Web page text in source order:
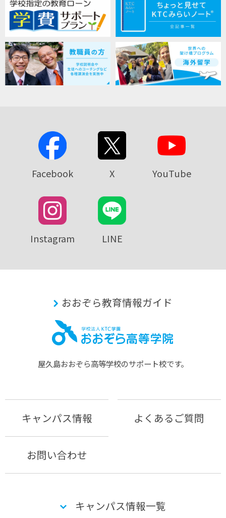
Facebook X YouTube
Instagram LINE
おおぞら教育情報ガイド
屋久島おおぞら⾼等学校のサポート校です。
キャンパス情報 よくあるご質問
お問い合わせ
キャンパス情報一覧